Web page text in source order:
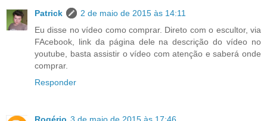
Patrick
2 de maio de 2015 às 14:11
Eu disse no vídeo como comprar. Direto com o escultor, via
FAcebook, link da página dele na descrição do vídeo no
youtube, basta assistir o vídeo com atenção e saberá onde
comprar.
Responder